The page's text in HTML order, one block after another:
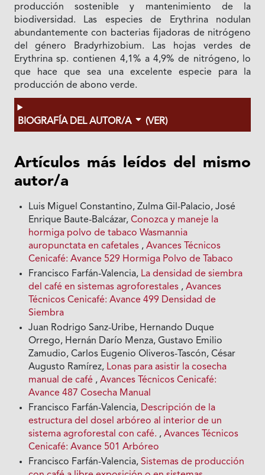
producción sostenible y mantenimiento de la
biodiversidad. Las especies de Erythrina nodulan
abundantemente con bacterias fijadoras de nitrógeno
del género Bradyrhizobium. Las hojas verdes de
Erythrina sp. contienen 4,1% a 4,9% de nitrógeno, lo
que hace que sea una excelente especie para la
producción de abono verde.
BIOGRAFÍA DEL AUTOR/A (VER)
Artículos más leídos del mismo
autor/a
Luis Miguel Constantino, Zulma Gil-Palacio, José
Enrique Baute-Balcázar,Conozca y maneje la
hormiga polvo de tabaco Wasmannia
auropunctata en cafetales ,Avances Técnicos
Cenicafé: Avance 529 Hormiga Polvo de Tabaco
Francisco Farfán-Valencia, La densidad de siembra
del café en sistemas agroforestales ,Avances
Técnicos Cenicafé: Avance 499 Densidad de
Siembra
Juan Rodrigo Sanz-Uribe, Hernando Duque
Orrego, Hernán Darío Menza, Gustavo Emilio
Zamudio, Carlos Eugenio Oliveros-Tascón, César
Augusto Ramírez, Lonas para asistir la cosecha
manual de café ,Avances Técnicos Cenicafé:
Avance 487 Cosecha Manual
Francisco Farfán-Valencia, Descripción de la
estructura del dosel arbóreo al interior de un
sistema agroforestal con café. ,Avances Técnicos
Cenicafé: Avance 501 Arbóreo
Francisco Farfán-Valencia,Sistemas de producción